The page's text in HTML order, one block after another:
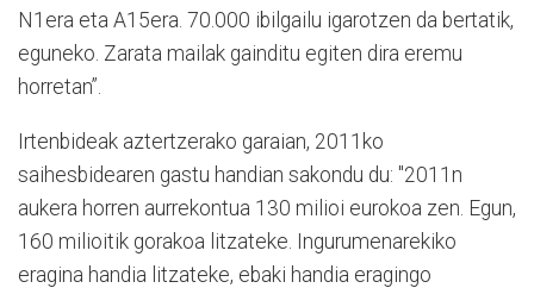
N1era eta A15era. 70.000 ibilgailu igarotzen da bertatik,
eguneko. Zarata mailak gainditu egiten dira eremu
horretan”.
Irtenbideak aztertzerako garaian, 2011ko
saihesbidearen gastu handian sakondu du: "2011n
aukera horren aurrekontua 130 milioi eurokoa zen. Egun,
160 milioitik gorakoa litzateke. Ingurumenarekiko
eragina handia litzateke, ebaki handia eragingo